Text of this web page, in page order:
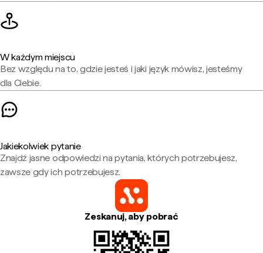
W każdym miejscu
Bez względu na to, gdzie jesteś i jaki język mówisz, jesteśmy
dla Ciebie.
Jakiekolwiek pytanie
Znajdź jasne odpowiedzi na pytania, których potrzebujesz,
zawsze gdy ich potrzebujesz.
Zeskanuj, aby pobrać